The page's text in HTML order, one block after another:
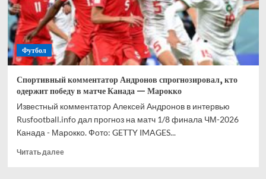
финала
ЧМ-2026
Футбол
Спортивный комментатор Андронов спрогнозировал, кто
одержит победу в матче Канада — Марокко
Известный комментатор Алексей Андронов в интервью
Rusfootball.info дал прогноз на матч 1/8 финала ЧМ-2026
Канада - Марокко. Фото: GETTY IMAGES...
Читать далееПрочитать